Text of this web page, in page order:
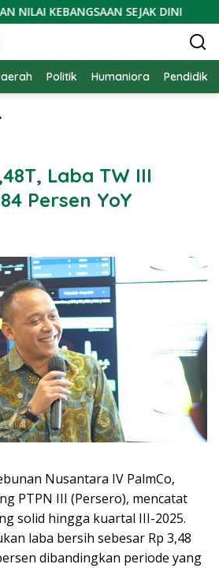
KEBANGSAAN SEJAK DINI
Politik Humaniora
Laba TW III
Persen YoY
Nusantara IV PalmCo,
PTPN III (Persero), mencatat
solid hingga kuartal III-2025.
laba bersih sebesar Rp 3,48
dibandingkan periode yang